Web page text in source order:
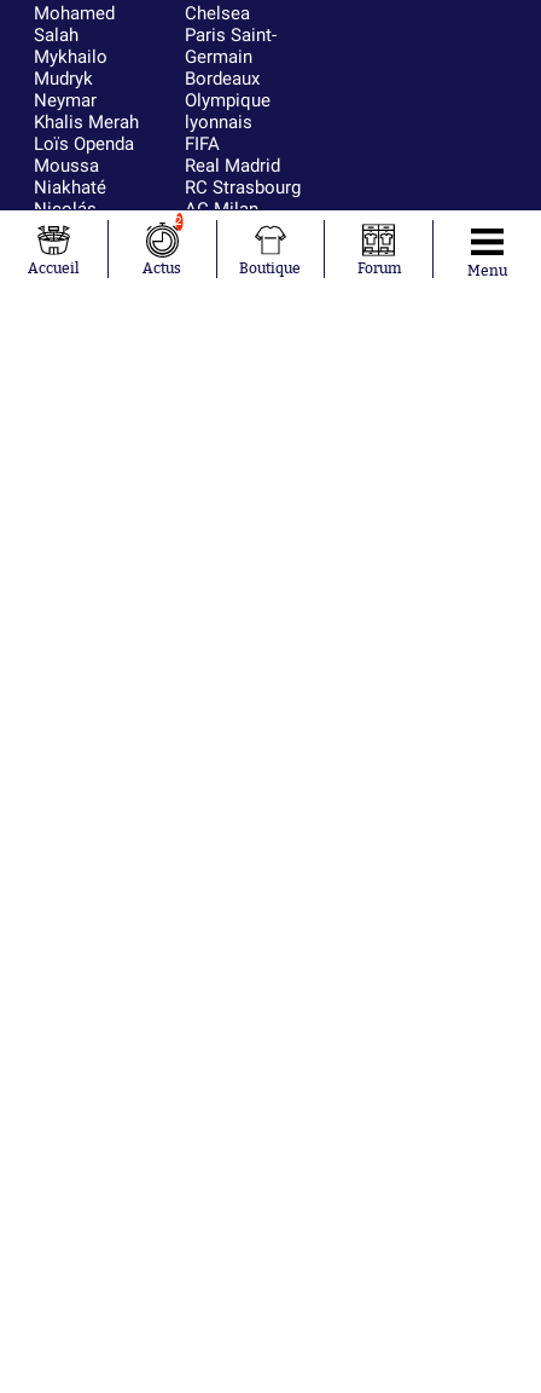
Mohamed
Salah
Mykhailo
Mudryk
Neymar
Khalis Merah
Loïs Openda
Moussa
Niakhaté
Nicolás
Tagliafico
Pavel Šulc
Josh Maja
Chelsea
Paris Saint-
Germain
Bordeaux
Olympique
lyonnais
FIFA
Real Madrid
RC Strasbourg
AC Milan
Accueil
2
Actus Boutique Forum Menu